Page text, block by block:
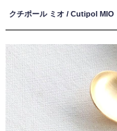
クチポール ミオ / Cutipol MIO